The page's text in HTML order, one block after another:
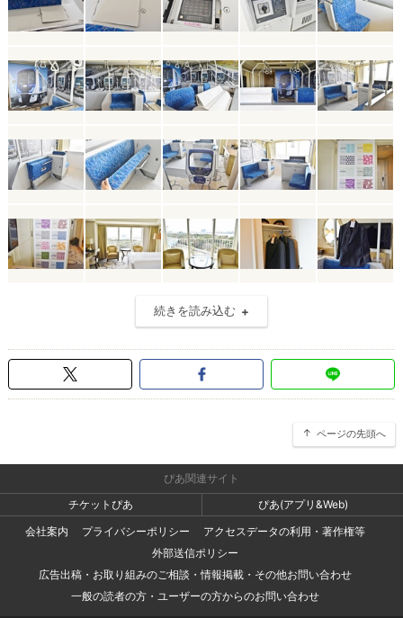
続きを読み込む
ページの先頭へ
ぴあ関連サイト
チケットぴあ
ぴあ(アプリ&Web)
会社案内
プライバシーポリシー
アクセスデータの利用・著作権等
外部送信ポリシー
広告出稿・お取り組みのご相談・情報掲載・その他お問い合わせ
一般の読者の方・ユーザーの方からのお問い合わせ